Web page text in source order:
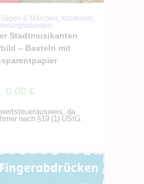
WARENKORB
& Märchen, Kostenlos,
Stadtmusikanten
– Basteln mit
0,00 €
da
nach §19 (1) UStG.